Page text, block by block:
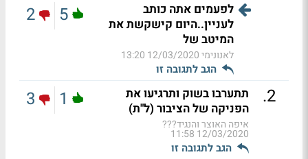
לפעמים אתה כותב
לעניין..היום קישקשת את
המיטב של
לאנונימי12/03/2020 13:20
הגב לתגובה זו
5
2
2
.
תתערבו בשוק ותרגיעו את
הפניקה של הציבור (ל"ת)
איפה האוצר והנגיד???
12/03/2020 11:58
הגב לתגובה זו
1
3